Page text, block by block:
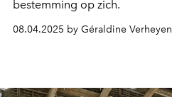
bestemming op zich.
08.04.2025 by Géraldine Verheyen